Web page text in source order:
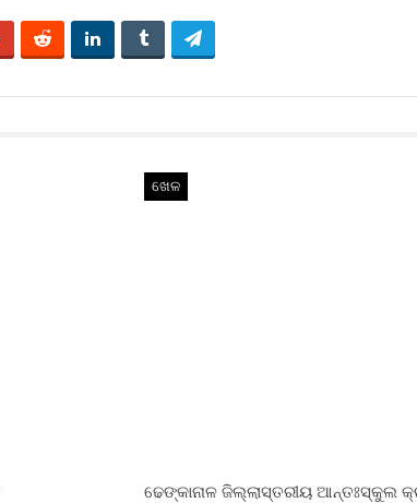
ଖେଳ
ଢେଙ୍କାନାଳ ଜିଲ୍ଲାସ୍ତରୀୟ ଆନ୍ତଃସ୍କୁଲ